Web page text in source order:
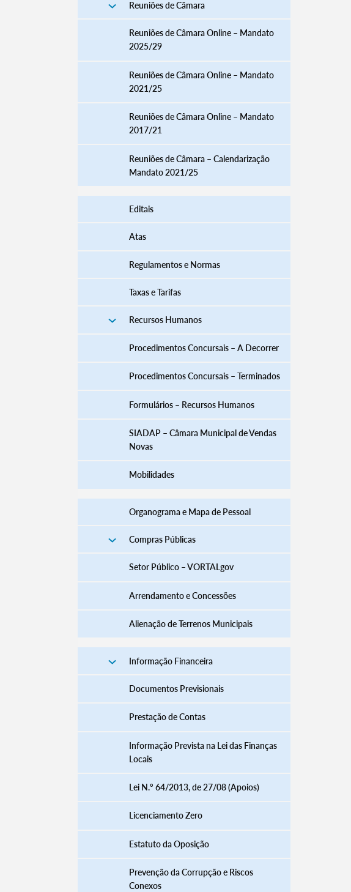
Reuniões de Câmara
Reuniões de Câmara Online – Mandato
2025/29
Reuniões de Câmara Online – Mandato
2021/25
Reuniões de Câmara Online – Mandato
2017/21
Reuniões de Câmara – Calendarização
Mandato 2021/25
Editais
Atas
Regulamentos e Normas
Taxas e Tarifas
Recursos Humanos
Procedimentos Concursais – A Decorrer
Procedimentos Concursais – Terminados
​​​​​​​​​​​​​​​​​​​​​​​​​​​​​​​​​​​​​​​​​Formulários – Recursos Humanos
SIADAP – Câmara Municipal de Vendas
Novas
Mobilidades
Organograma e Mapa de Pessoal
Compras Públicas
Setor Público – VORTALgov
Arrendamento e Concessões
Alienação de Terrenos Municipais
Informação Financeira
Documentos Previsionais
Prestação de Contas
Informação Prevista na Lei das Finanças
Locais
Lei N.º 64/2013, de 27/08 (Apoios)
Licenciamento Zero
Estatuto da Oposição
Prevenção da Corrupção e Riscos
Conexos